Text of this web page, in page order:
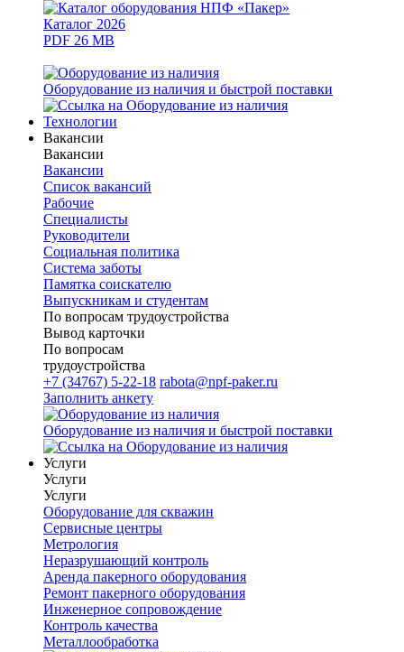
Каталог 2026
PDF 26 MB
Оборудование из наличия и быстрой поставки
Технологии
Вакансии
Вакансии
Вакансии
Список вакансий
Рабочие
Специалисты
Руководители
Cоциальная политика
Система заботы
Памятка соискателю
Выпускникам и студентам
По вопросам трудоустройства
Вывод карточки
По вопросам
трудоустройства
+7 (34767) 5-22-18 rabota@npf-paker.ru
Заполнить анкету
Оборудование из наличия и быстрой поставки
Услуги
Услуги
Услуги
Оборудование для скважин
Сервисные центры
Метрология
Неразрушающий контроль
Аренда пакерного оборудования
Ремонт пакерного оборудования
Инженерное сопровождение
Контроль качества
Металлообработка